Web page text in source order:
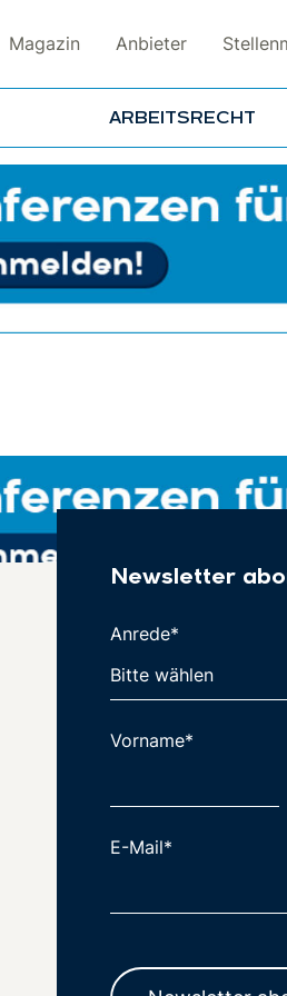
Magazin Anbieter
ARBEITSRECHT
Suchen
Newsletter
Anrede*
Vorname*
E-Mail*